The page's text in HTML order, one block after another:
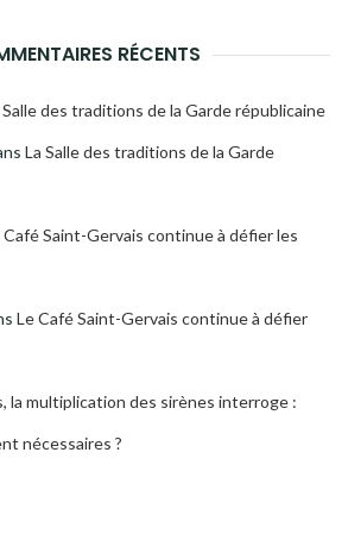
RÉCENTS
Salle des traditions de la Garde républicaine
La Salle des traditions de la Garde
Café Saint-Gervais continue à défier les
Le Café Saint-Gervais continue à défier
la multiplication des sirènes interroge :
nécessaires ?